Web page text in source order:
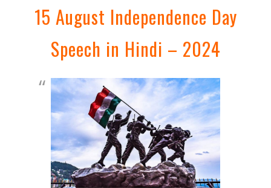
15 August Independence Day
Speech in Hindi – 2024